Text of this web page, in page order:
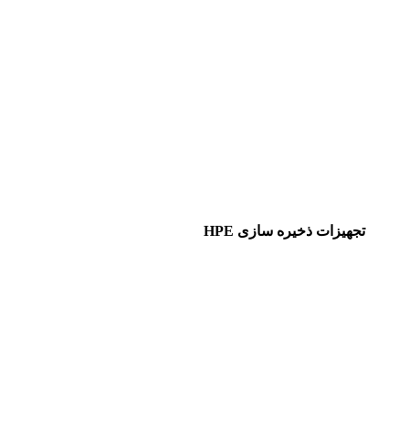
تجهیزات ذخیره سازی HPE